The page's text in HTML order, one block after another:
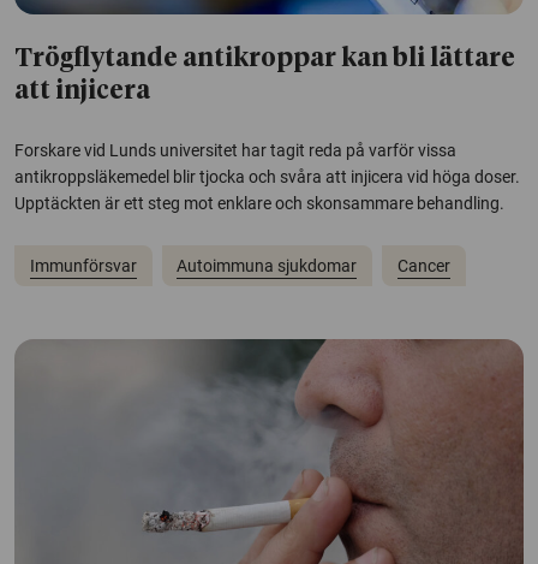
Trögflytande antikroppar kan bli lättare
att injicera
Forskare vid Lunds universitet har tagit reda på varför vissa
antikroppsläkemedel blir tjocka och svåra att injicera vid höga doser.
Upptäckten är ett steg mot enklare och skonsammare behandling.
Immunförsvar Autoimmuna sjukdomar Cancer